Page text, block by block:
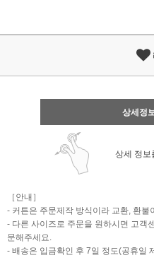
상세정
상세 정보
［안내］
- 커튼은 주문제작 방식이라 교환, 환불
- 다른 사이즈로 주문을 원하시면 고객
문해주세요.
- 배송은 입금확인 후 7일 정도(공휴일